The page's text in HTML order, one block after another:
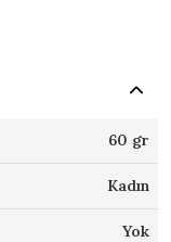
60 gr
Kadın
Yok